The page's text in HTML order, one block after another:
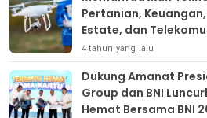
Pertanian,
Estate, dan
4 tahun yang lalu
Dukung Amanat
Group dan BNI
Hemat Bersama BNI